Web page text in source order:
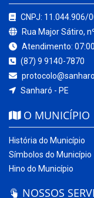
CNPJ: 11.044.906/
Rua Major Sátiro,
Atendimento:
(87) 9 9140-7870
Sanharó - PE
O MUNICÍPIO
História do Município
Símbolos do Município
Hino do Município
NOSSOS